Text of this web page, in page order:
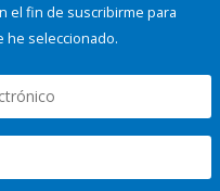
el fin de suscribirme para
he seleccionado.